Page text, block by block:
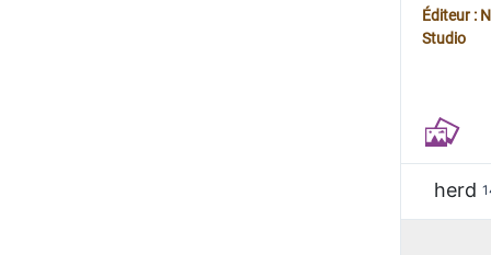
Éditeur :
Studio
herd